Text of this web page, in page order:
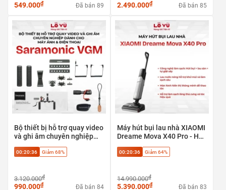
549.000₫ Đã bán 89 2.490.000₫ Đã bán 85
Bộ thiết bị hỗ trợ quay video
và ghi âm chuyên nghiệp
máy ảnh & điện thoại
00:20:35 Giảm 68%
3.120.000₫
990.000₫ Đã bán 84
Máy hút bụi lau nhà XIAOMI
Dreame Mova X40 Pro - Hút
Phù hợp sàn gạch, sàn gỗ,
00:20:35 Giảm 64%
14.990.000₫
5.390.000₫ Đã bán 83